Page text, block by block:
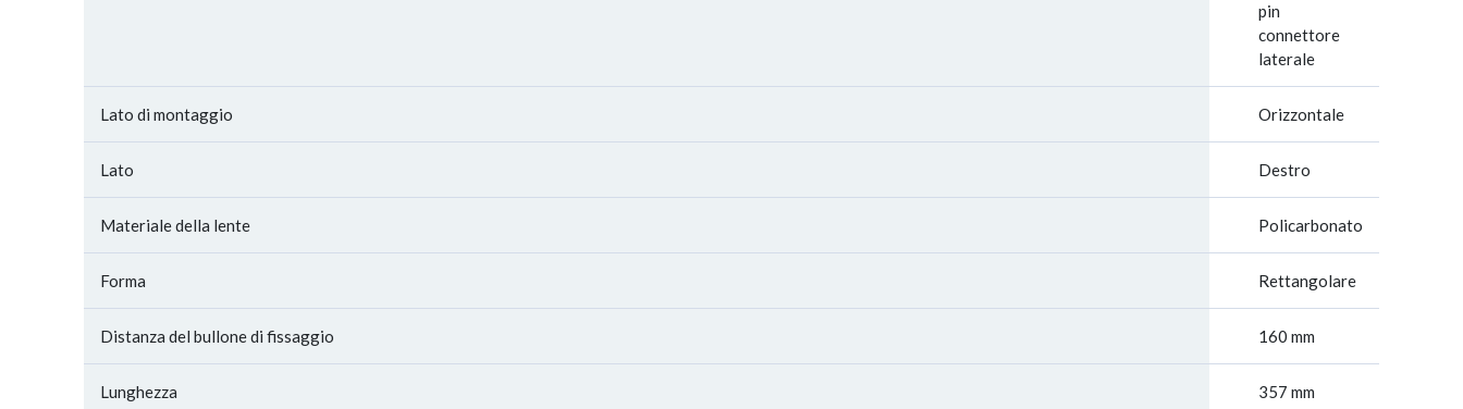
pin
connettore
laterale
Lato di montaggio Orizzontale
Lato Destro
Materiale della lente Policarbonato
Forma Rettangolare
Distanza del bullone di fissaggio 160 mm
Lunghezza 357 mm